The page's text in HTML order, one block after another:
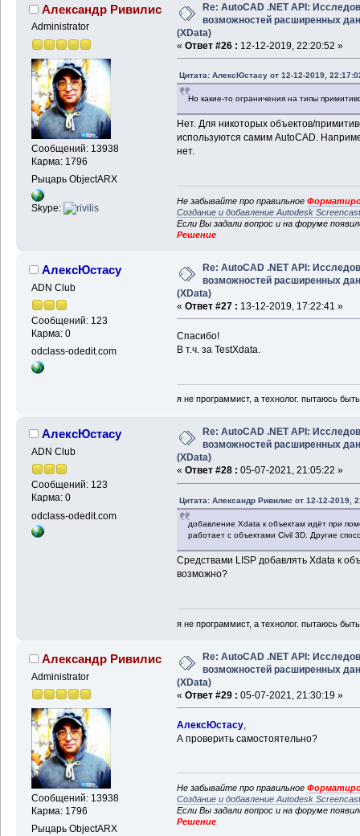
Александр Ривилис
Administrator
Сообщений: 13938
Карма: 1796
Рыцарь ObjectARX
Skype:
Re: AutoCAD .NET API:
возможностей расширенных
(XData)
« Ответ #26 : 12-12-2019, 22:20:52 »
Цитата: АлексЮстасу от 12-12-2019,
Но какие-то ограничения на типы
Нет. Для никоторых объектов/
используются самим AutoCAD.
нет.
Не забывайте про правильное
Создание и добавление Autodesk
Если Вы задали вопрос и на форуме
Решение
АлексЮстасу
ADN Club
Сообщений: 123
Карма: 0
odclass-odedit.com
Re: AutoCAD .NET API:
возможностей расширенных
(XData)
« Ответ #27 : 13-12-2019, 17:22:41 »
Спасибо!
В т.ч. за TestXdata.
я не программист, а технолог. пытаюсь
АлексЮстасу
ADN Club
Сообщений: 123
Карма: 0
odclass-odedit.com
Re: AutoCAD .NET API:
возможностей расширенных
(XData)
« Ответ #28 : 05-07-2021, 21:05:22 »
Цитата: Александр Ривилис от 12-12-2019,
добавление Xdata к объектам идёт при
работает с объектами Civil 3D. Другие
Средствами LISP добавлять Xdata к
возможно?
я не программист, а технолог. пытаюсь
Александр Ривилис
Administrator
Сообщений: 13938
Карма: 1796
Рыцарь ObjectARX
Re: AutoCAD .NET API:
возможностей расширенных
(XData)
« Ответ #29 : 05-07-2021, 21:30:19 »
АлексЮстасу,
А проверить самостоятельно?
Не забывайте про правильное
Создание и добавление Autodesk
Если Вы задали вопрос и на форуме
Решение